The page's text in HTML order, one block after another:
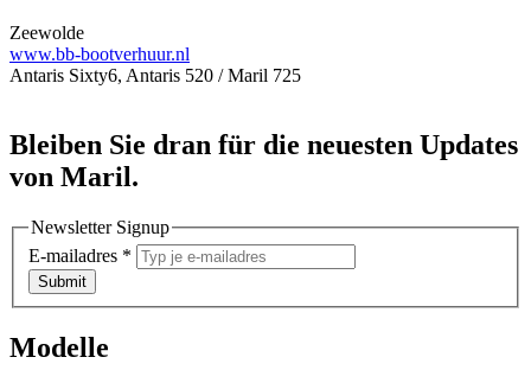
Zeewolde
www.bb-bootverhuur.nl
Antaris Sixty6, Antaris 520 / Maril 725
Bleiben Sie dran für die neuesten Updates
von Maril.
Newsletter Signup
E-mailadres *
Submit
Modelle